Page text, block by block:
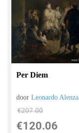
Per Diem
doorLeonardo Alenza
€207.00
€120.06